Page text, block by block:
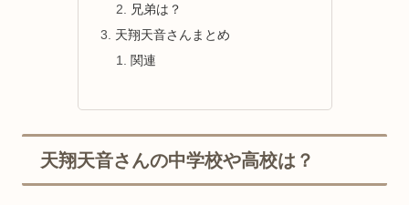
兄弟は？
天翔天音さんまとめ
関連
天翔天音さんの中学校や高校は？